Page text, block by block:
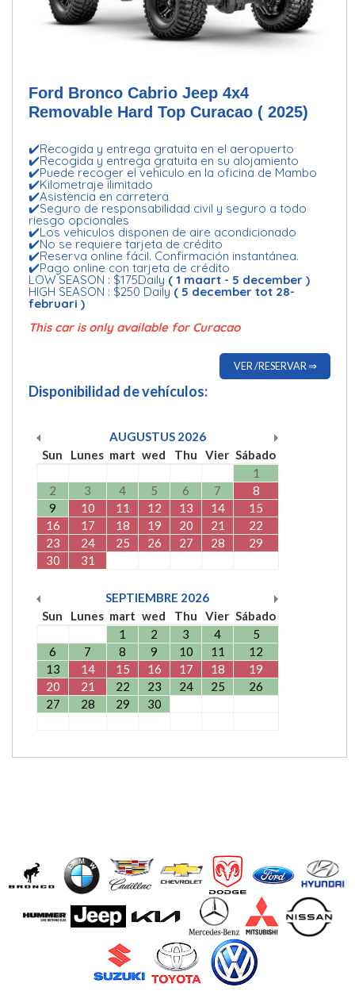
Ford Bronco Cabrio Jeep 4x4
Removable Hard Top Curacao ( 2025)
✔️Recogida y entrega gratuita en el aeropuerto
✔️Recogida y entrega gratuita en su alojamiento
✔️Puede recoger el vehiculo en la oficina de Mambo
✔️Kilometraje ilimitado
✔️Asistencia en carretera
✔️Seguro de responsabilidad civil y seguro a todo
riesgo opcionales
✔️Los vehiculos disponen de aire acondicionado
✔️No se requiere tarjeta de crédito
✔️Reserva online fácil. Confirmación instantánea.
✔️Pago online con tarjeta de crédito
LOW SEASON : $175Daily ( 1 maart - 5 december )
HIGH SEASON : $250 Daily( 5 december tot 28-
februari )
This car is only available for Curacao
VER /RESERVAR ⇒
Disponibilidad de vehículos:
AUGUSTUS 2026
Sun
Lunes mart wed Thu Vier Sábado
1
2
3 4 5 6 7
8
9
10 11 12 13 14
15
16
17 18 19 20 21
22
23
24 25 26 27 28
29
30
31
SEPTIEMBRE 2026
Sun
Lunes mart wed Thu Vier Sábado
1
2 3 4
5
6
7 8 9 10 11
12
13
14 15 16 17 18
19
20
21 22 23 24 25
26
27
28 29 30